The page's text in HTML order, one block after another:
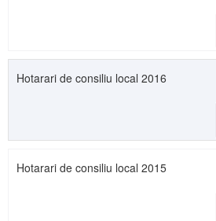
Hotarari de consiliu local 2016
Hotarari de consiliu local 2015